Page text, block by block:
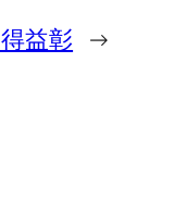
益彰 →